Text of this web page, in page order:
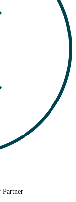
Partner